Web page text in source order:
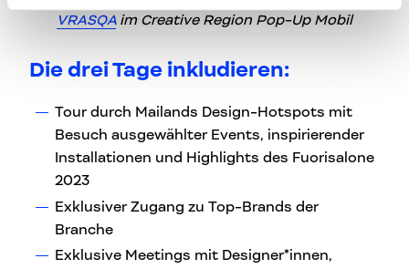
VRASQAim Creative Region Pop-Up Mobil
Die drei Tage inkludieren:
Tour durch Mailands Design-Hotspots mit
Besuch ausgewählter Events, inspirierender
Installationen und Highlights des Fuorisalone
2023
Exklusiver Zugang zu Top-Brands der
Branche
Exklusive Meetings mit Designer*innen,